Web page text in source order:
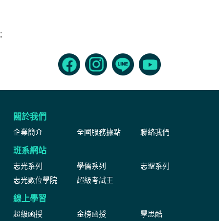
;
關於我們
企業簡介 全國服務據點 聯絡我們
班系網站
志光系列 學儒系列
志聖系列
志光數位學院
超級考試王
線上學習
超級函授 金榜函授 學思酷